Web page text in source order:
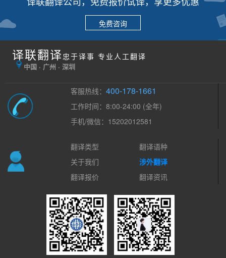
免费咨询
译联翻译 忠于译事 专业人工翻译
中国 · 广州 · 深圳
客服热线：400-178-1661
工作时间：8:00-24:00 (全年)
手机/微信：15202012581
翻译类型
翻译语种
关于我们
涉外翻译
翻译报价
翻译资讯